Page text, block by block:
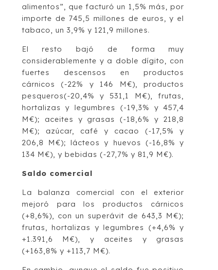
alimentos”, que facturó un 1,5% más, por
importe de 745,5 millones de euros, y el
tabaco, un 3,9% y 121,9 millones.
El resto bajó de forma muy
considerablemente y a doble dígito, con
fuertes descensos en productos
cárnicos (-22% y 146 M€), productos
pesqueros(-20,4% y 531,1 M€), frutas,
hortalizas y legumbres (-19,3% y 457,4
M€); aceites y grasas (-18,6% y 218,8
M€); azúcar, café y cacao (-17,5% y
206,8 M€); lácteos y huevos (-16,8% y
134 M€), y bebidas (-27,7% y 81,9 M€).
Saldo comercial
La balanza comercial con el exterior
mejoró para los productos cárnicos
(+8,6%), con un superávit de 643,3 M€);
frutas, hortalizas y legumbres (+4,6% y
+1.391,6 M€), y aceites y grasas
(+163,8% y +113,7 M€).